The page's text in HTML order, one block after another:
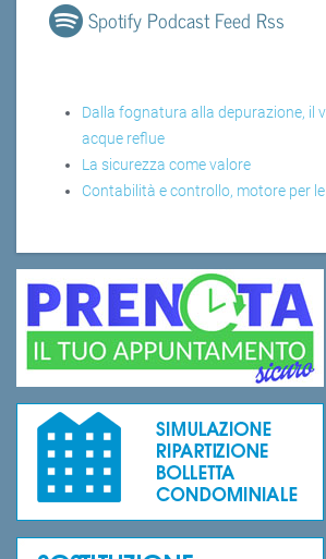
Spotify Podcast Feed Rss
Dalla fognatura alla depurazione, il
acque reflue
La sicurezza come valore
Contabilità e controllo, motore per